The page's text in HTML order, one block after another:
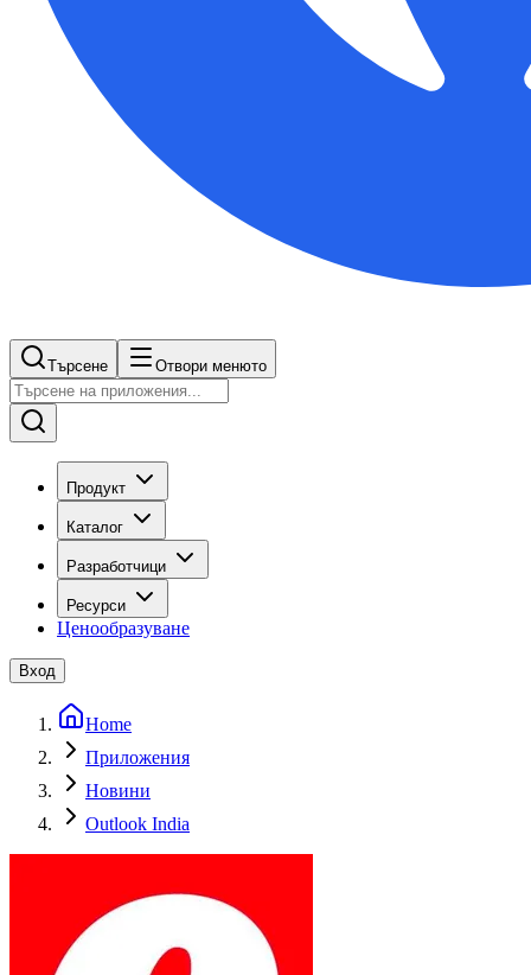
Търсене Отвори менюто
Продукт
Каталог
Разработчици
Ресурси
Ценообразуване
Вход
Home
Приложения
Новини
Outlook India